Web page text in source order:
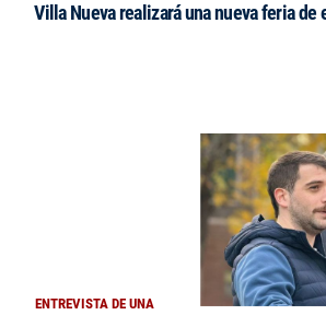
Villa Nueva realizará una nueva feria de
ENTREVISTA DE UNA